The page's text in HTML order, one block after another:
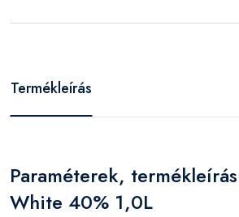
Termékleírás
Paraméterek,
White 40% 1,0L